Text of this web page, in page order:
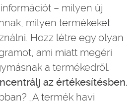
– milyen új
milyen termékeket
Hozz létre egy olyan
ami miatt megéri
a termékedről.
az értékesítésben.
„A termék havi